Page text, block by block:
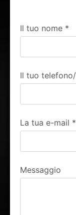
Il tuo nome *
Il tuo
La tua e-mail *
Messaggio